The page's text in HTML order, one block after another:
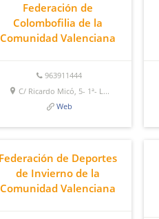
Federación de
Colombofilia de la
Comunidad Valenciana
963911444
C/ Ricardo Micó, 5- 1ª- L...
Web
Federación de Deportes
de Invierno de la
Comunidad Valenciana